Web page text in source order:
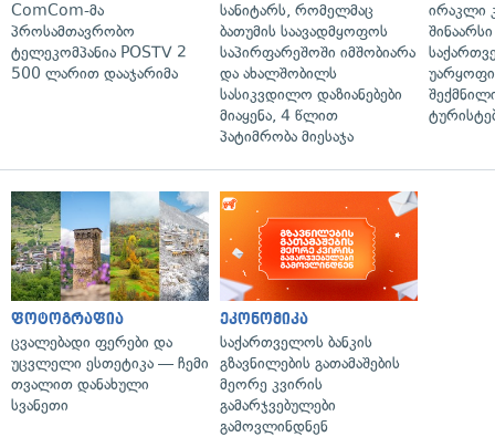
ComCom-მა
პროსამთავრობო
ტელეკომპანია POSTV 2
500 ლარით დააჯარიმა
სანიტარს, რომელმაც
ბათუმის საავადმყოფოს
საპირფარეშოში იმშობიარა
და ახალშობილს
სასიკვდილო დაზიანებები
მიაყენა, 4 წლით
პატიმრობა მიესაჯა
ირაკლი
ფოტოგრაფია
ცვალებადი ფერები და
უცვლელი ესთეტიკა — ჩემი
თვალით დანახული
სვანეთი
ეკონომიკა
საქართველოს ბანკის
გზავნილების გათამაშების
მეორე კვირის
გამარჯვებულები
გამოვლინდნენ